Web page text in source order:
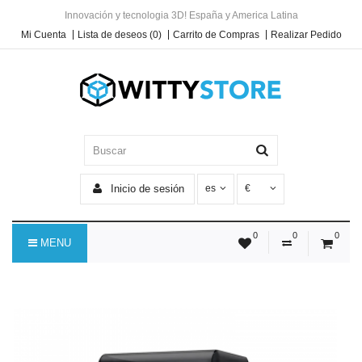
Innovación y tecnologia 3D! España y America Latina
Mi Cuenta
Lista de deseos (0) Carrito de Compras Realizar Pedido
Inicio de sesión es €
0 0 0
MENU